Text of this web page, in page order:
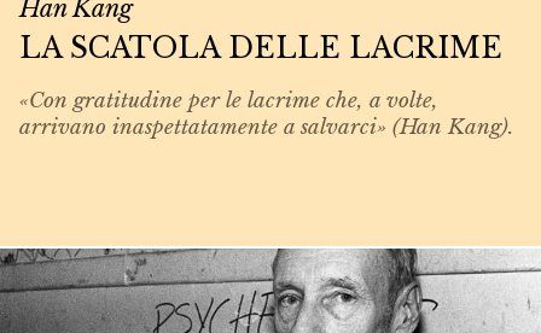
Han Kang
LA SCATOLA DELLE LACRIME
«Con gratitudine per le lacrime che, a volte,
arrivano inaspettatamente a salvarci» (Han Kang).